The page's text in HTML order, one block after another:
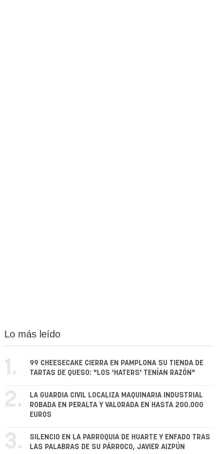
Lo más leído
1.
99 CHEESECAKE CIERRA EN PAMPLONA SU TIENDA DE
TARTAS DE QUESO: "LOS 'HATERS' TENÍAN RAZÓN"
2.
LA GUARDIA CIVIL LOCALIZA MAQUINARIA INDUSTRIAL
ROBADA EN PERALTA Y VALORADA EN HASTA 200.000
EUROS
3.
SILENCIO EN LA PARROQUIA DE HUARTE Y ENFADO TRAS
LAS PALABRAS DE SU PÁRROCO, JAVIER AIZPÚN